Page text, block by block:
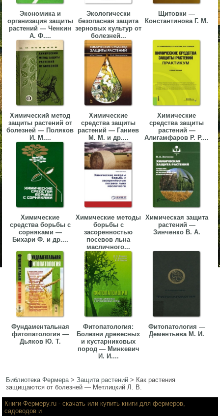
Экономика и
организация защиты
растений — Ченкин
А. Ф....
Экологически
безопасная защита
зерновых культур от
болезней...
Щитовки —
Константинова Г. М.
Химический метод
защиты растений от
болезней — Поляков
И. М....
Химические
средства защиты
растений — Ганиев
М. М. и др....
Химические
средства защиты
растений —
Алигамфаров Р. Р....
Химические
средства борьбы с
сорняками —
Бихари Ф. и др....
Химические методы
борьбы с
засоренностью
посевов льна
масличного...
Химическая защита
растений —
Зинченко В. А.
Фундаментальная
фитопатология —
Дьяков Ю. Т.
Фитопатология:
Болезни древесных
и кустарниковых
пород — Минкевич
И. И....
Фитопатология —
Дементьева М. И.
Библиотека Фермера>Защита растений > Как растения
защищаются от болезней — Метлицкий Л. В.
▼
▼
▼
Книги-Фермеру.ru - скачать или купить книги для фермеров,
садоводов и